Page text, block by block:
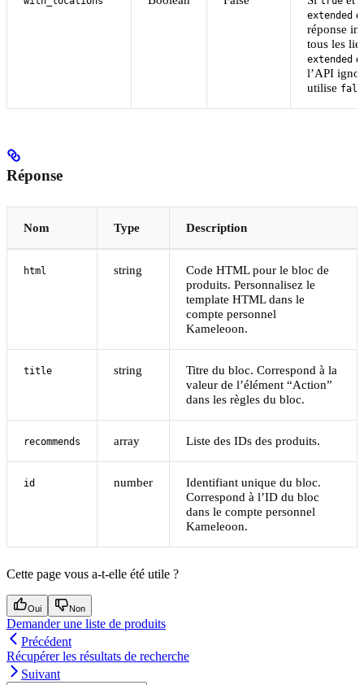
extended
réponse
tous les
extended
l’API
utilise
Réponse
Nom Type Description
html string
Code HTML pour le bloc de
produits. Personnalisez le
template HTML dans le
compte personnel
Kameleoon.
title string
Titre du bloc. Correspond à la
valeur de l’élément “Action”
dans les règles du bloc.
recommends array Liste des IDs des produits.
id number
Identifiant unique du bloc.
Correspond à l’ID du bloc
dans le compte personnel
Kameleoon.
Cette page vous a-t-elle été utile ?
Oui Non
Demander une liste de produits
Précédent
Récupérer les résultats de recherche
Suivant